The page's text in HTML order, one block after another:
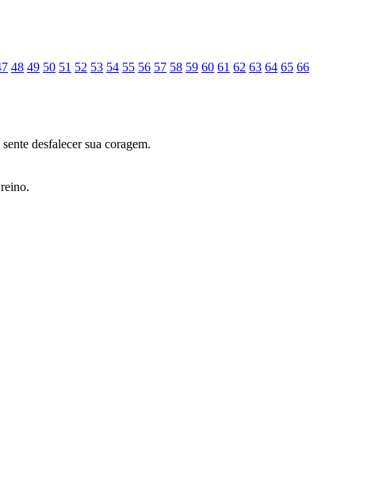
48 49 50 51 52 53 54 55 56 57 58 59 60 61 62 63 64 65 66
desfalecer sua coragem.